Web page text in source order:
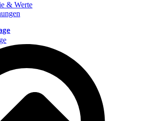
& Werte